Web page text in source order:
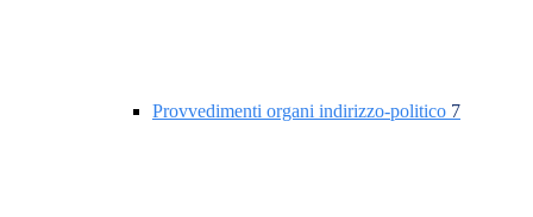
Provvedimenti organi indirizzo-politico 7